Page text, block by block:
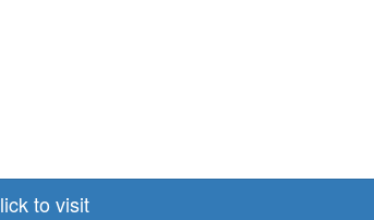
to visit